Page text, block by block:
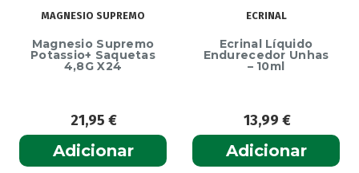
MAGNESIO SUPREMO
Magnesio Supremo
Potassio+ Saquetas
4,8G X24
21,95€
Adicionar
ECRINAL
Ecrinal Líquido
Endurecedor Unhas
– 10ml
13,99€
Adicionar